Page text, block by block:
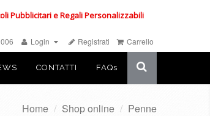
Pubblicitari e Regali Personalizzabili
Login Registrati Carrello
CONTATTI FAQs
Home / Shop online / Penne